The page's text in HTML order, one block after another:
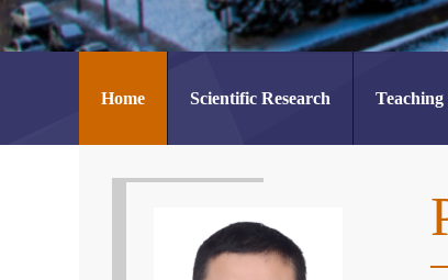
Home Scientific Research Teaching